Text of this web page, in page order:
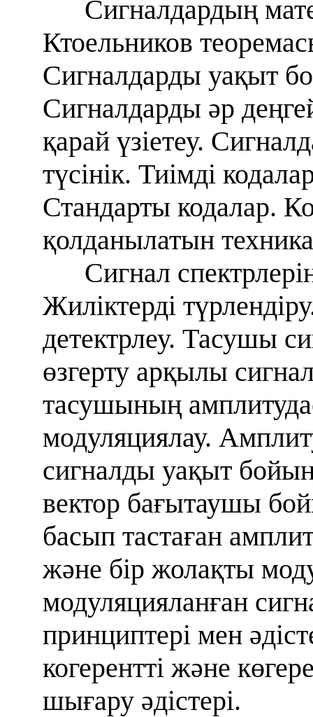
Сигналдардың
Ктоельников
Сигналдарды уақыт
Сигналдарды әр
қарай үзіетеу.
түсінік. Тиімді
Стандарты кодалар.
қолданылатын
Сигнал
Жиліктерді
детектрлеу. Тасушы
өзгерту арқылы
тасушының
модуляциялау.
сигналды уақыт
вектор бағытаушы
басып тастаған
және бір жолақты
модуляцияланған
принциптері мен
когерентті және
шығару әдістері.